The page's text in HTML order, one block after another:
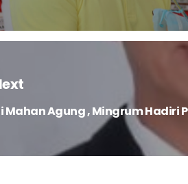
Mahan Agung , Mingrum Hadiri